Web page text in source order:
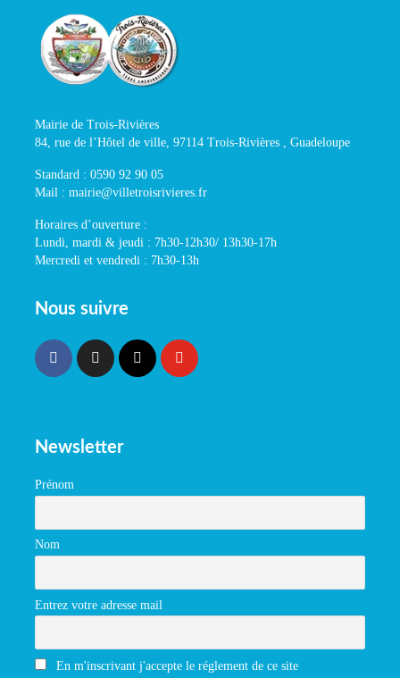
Mairie de Trois-Rivières
84, rue de l’Hôtel de ville, 97114 Trois-Rivières , Guadeloupe
Standard : 0590 92 90 05
Mail : mairie@villetroisrivieres.fr
Horaires d’ouverture :
Lundi, mardi & jeudi : 7h30-12h30/ 13h30-17h
Mercredi et vendredi : 7h30-13h
Nous suivre
Newsletter
Prénom
Nom
Entrez votre adresse mail
En m'inscrivant j'accepte le réglement de ce site